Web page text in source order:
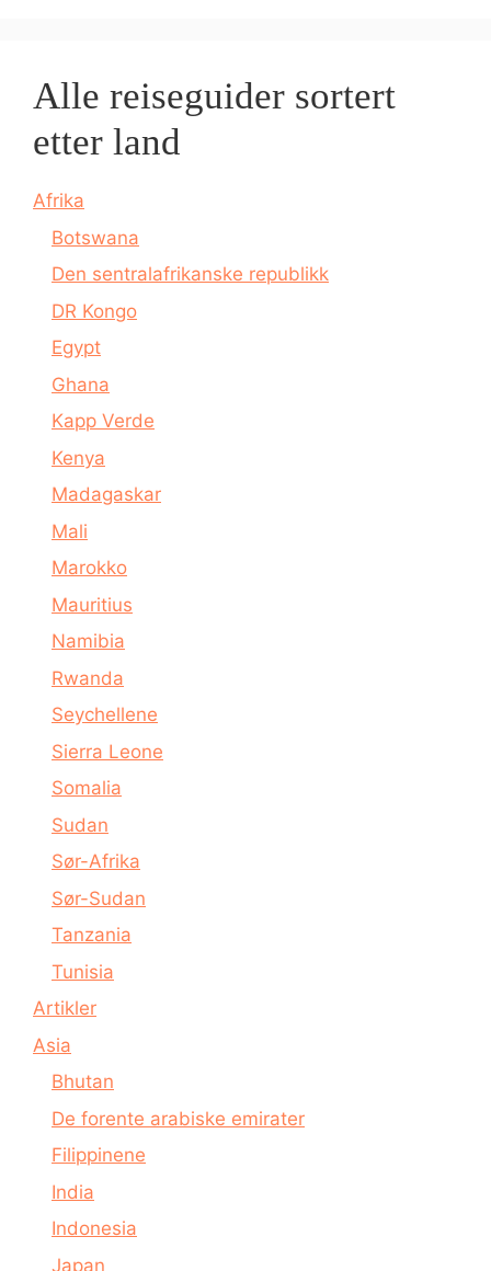
Alle reiseguider sortert
etter land
Afrika
Botswana
Den sentralafrikanske republikk
DR Kongo
Egypt
Ghana
Kapp Verde
Kenya
Madagaskar
Mali
Marokko
Mauritius
Namibia
Rwanda
Seychellene
Sierra Leone
Somalia
Sudan
Sør-Afrika
Sør-Sudan
Tanzania
Tunisia
Artikler
Asia
Bhutan
De forente arabiske emirater
Filippinene
India
Indonesia
Japan